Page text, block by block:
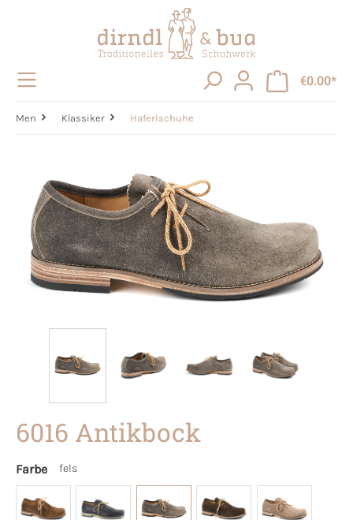
€0.00*
Men Klassiker Haferlschuhe
6016 Antikbock
Farbe fels